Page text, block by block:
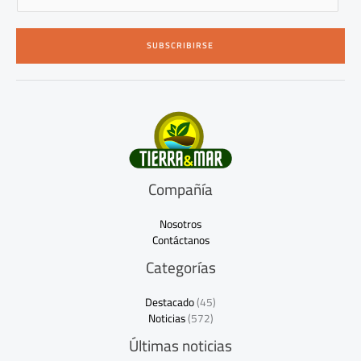
a
i
*
SUBSCRIBIRSE
Compañía
Nosotros
Contáctanos
Categorías
Destacado(45)
Noticias(572)
Últimas noticias